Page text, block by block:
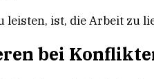
ist, die Arbeit zu
bei